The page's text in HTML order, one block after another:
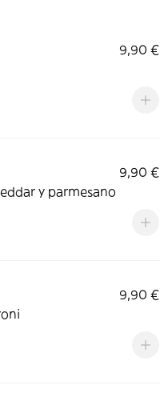
9,90 €
9,90 €
y parmesano
9,90 €